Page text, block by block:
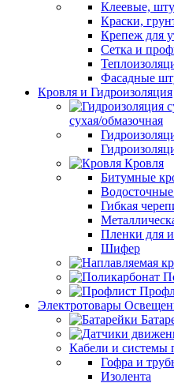
Клеевые,
Краски,
Крепеж для
Сетка и
Фасадные
Кровля и Гидроизоляция
сухая/обмазочная
Кровля
Битумные
Гибкая
Пленки для
Шифер
Электротовары
Кабели и системы
Гофра и
Изолента